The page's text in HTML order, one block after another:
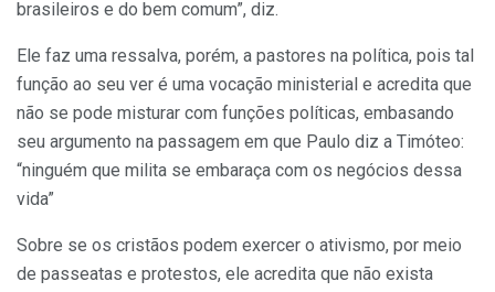
brasileiros e do bem comum”, diz.
Ele faz uma ressalva, porém, a pastores na política, pois tal
função ao seu ver é uma vocação ministerial e acredita que
não se pode misturar com funções políticas, embasando
seu argumento na passagem em que Paulo diz a Timóteo:
“ninguém que milita se embaraça com os negócios dessa
vida”
Sobre se os cristãos podem exercer o ativismo, por meio
de passeatas e protestos, ele acredita que não exista